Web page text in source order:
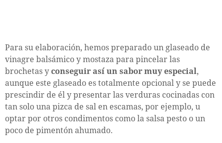
Para su elaboración, hemos preparado un glaseado de
vinagre balsámico y mostaza para pincelar las
brochetas y conseguir así un sabor muy especial ,
aunque este glaseado es totalmente opcional y se puede
prescindir de él y presentar las verduras cocinadas con
tan solo una pizca de sal en escamas, por ejemplo, u
optar por otros condimentos como la salsa pesto o un
poco de pimentón ahumado.